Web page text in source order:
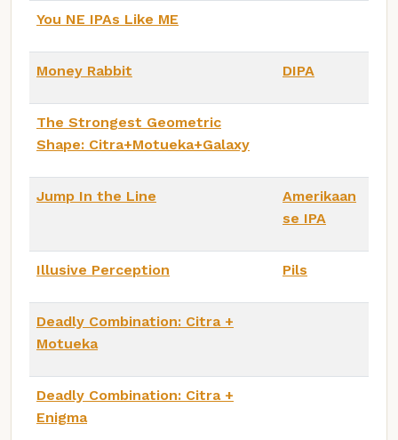
You NE IPAs Like ME
Money Rabbit DIPA
The Strongest Geometric
Shape: Citra+Motueka+Galaxy
Jump In the Line
Amerikaan
se IPA
Illusive Perception Pils
Deadly Combination: Citra +
Motueka
Deadly Combination: Citra +
Enigma